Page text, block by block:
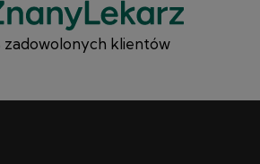
zadowolonych klientów